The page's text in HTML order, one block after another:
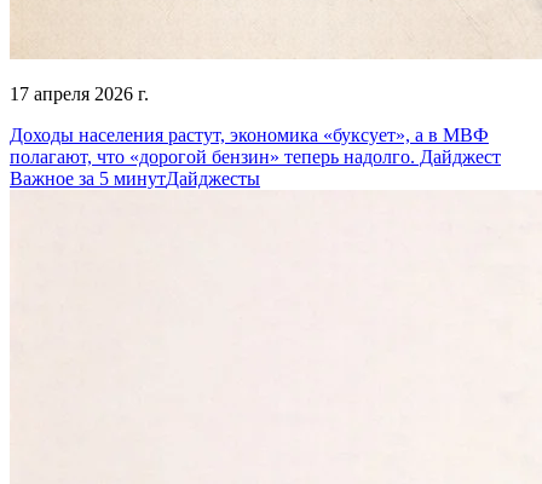
17 апреля 2026 г.
Доходы населения растут, экономика «буксует», а в МВФ
полагают, что «дорогой бензин» теперь надолго. Дайджест
Важное за 5 минутДайджесты